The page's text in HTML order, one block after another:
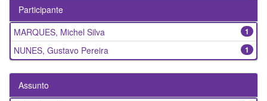
Participante
1
MARQUES, Michel Silva
1
NUNES, Gustavo Pereira
Assunto